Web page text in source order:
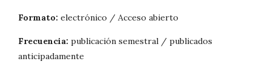
Formato: electrónico / Acceso abierto
Frecuencia: publicación semestral / publicados
anticipadamente